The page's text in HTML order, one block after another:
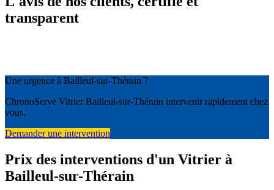
transparent
Une urgence à Bailleul-sur-Thérain ?
ChronoServe Vitrier Bailleul-sur-Thérain intervenir rapidement chez
vous.
Demander une intervention
Prix des interventions d'un Vitrier à
Bailleul-sur-Thérain